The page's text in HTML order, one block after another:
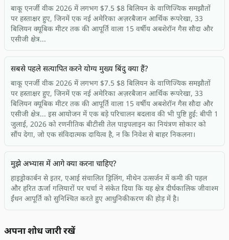
बाकू एनर्जी वीक 2026 में लगभग $7.5 $8 बिलियन के वाणिज्यिक समझौतों
पर हस्ताक्षर हुए, जिनमें एक नई अमेरिका अज़रबैजान आर्थिक रूपरेखा, 33
बिलियन क्यूबिक मीटर तक की आपूर्ति वाला 15 वर्षीय अबशेरॉन गैस सौदा और
एसीजी क्षेत्र...
सबसे पहले सत्यापित करने योग्य मुख्य बिंदु क्या हैं?
बाकू एनर्जी वीक 2026 में लगभग $7.5 $8 बिलियन के वाणिज्यिक समझौतों
पर हस्ताक्षर हुए, जिनमें एक नई अमेरिका अज़रबैजान आर्थिक रूपरेखा, 33
बिलियन क्यूबिक मीटर तक की आपूर्ति वाला 15 वर्षीय अबशेरॉन गैस सौदा और
एसीजी क्षेत्र... इस आयोजन में एक बड़े परिचालन बदलाव की भी पुष्टि हुई: बीपी 1
जुलाई, 2026 को रणनीतिक बीटीसी तेल पाइपलाइन का नियंत्रण सोकार को
सौंप देगा, जो एक संविदात्मक दायित्व है, न कि निवेश से बाहर निकलना।
मुझे अभ्यास में आगे क्या करना चाहिए?
हाइड्रोकार्बन से इतर, एआई संचालित ड्रिलिंग, मीथेन उत्सर्जन में कमी की पहल
और हरित ऊर्जा गलियारों पर चर्चा ने संकेत दिया कि यह क्षेत्र दीर्घकालिक जीवाश्म
ईंधन आपूर्ति को सुनिश्चित करते हुए आधुनिकीकरण की होड़ में है।
अपना शोध जारी रखें